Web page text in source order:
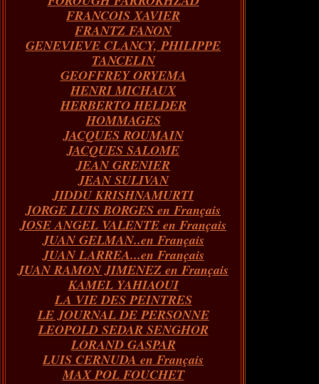
FRANCOIS XAVIER
FRANTZ FANON
GENEVIEVE CLANCY, PHILIPPE
TANCELIN
GEOFFREY ORYEMA
HENRI MICHAUX
HERBERTO HELDER
HOMMAGES
JACQUES ROUMAIN
JACQUES SALOME
JEAN GRENIER
JEAN SULIVAN
JIDDU KRISHNAMURTI
JORGE LUIS BORGES en Français
JOSE ANGEL VALENTE en Français
JUAN GELMAN..en Français
JUAN LARREA...en Français
JUAN RAMON JIMENEZ en Français
KAMEL YAHIAOUI
LA VIE DES PEINTRES
LE JOURNAL DE PERSONNE
LEOPOLD SEDAR SENGHOR
LORAND GASPAR
LUIS CERNUDA en Français
MAX POL FOUCHET